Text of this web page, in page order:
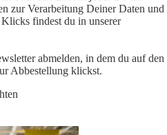
zur Verarbeitung Deiner Daten und
findest du in unserer
abmelden, in dem du auf den
Abbestellung klickst.